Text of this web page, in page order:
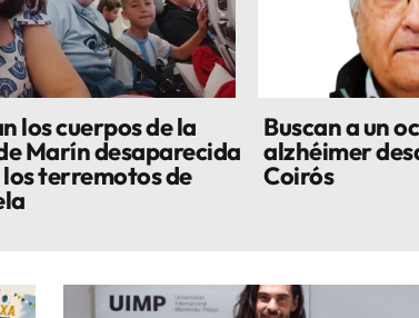
los cuerpos de la
Marín desaparecida
terremotos de
Buscan a un
alzhéimer
Coirós